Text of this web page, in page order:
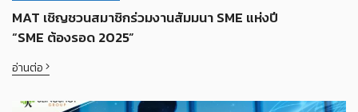
MAT เชิญชวนสมาชิกร่วมงานสัมมนา SME แห่งปี
“SME ต้องรอด 2025”
อ่านต่อ